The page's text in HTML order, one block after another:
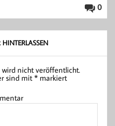
0
nicht veröffentlicht.
sind mit * markiert